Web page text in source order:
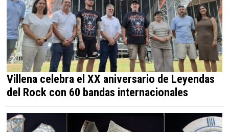
Villena celebra el XX aniversario de Leyendas
del Rock con 60 bandas internacionales